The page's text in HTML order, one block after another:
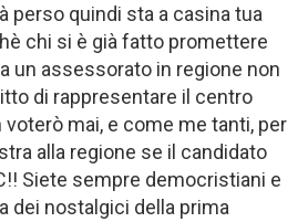
perso quindi sta a casina tua
chi si è già fatto promettere
un assessorato in regione non
di rappresentare il centro
voterò mai, e come me tanti, per
alla regione se il candidato
Siete sempre democristiani e
dei nostalgici della prima